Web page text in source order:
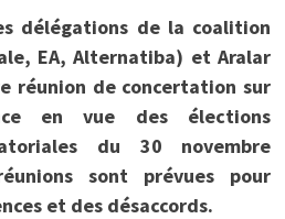
délégations de la coalition
EA, Alternatiba) et Aralar
réunion de concertation sur
en vue des élections
du 30 novembre
sont prévues pour
et des désaccords.